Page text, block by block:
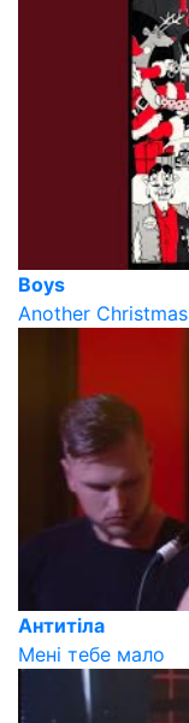
Boys
Another Christmas
Антитіла
Мені тебе мало